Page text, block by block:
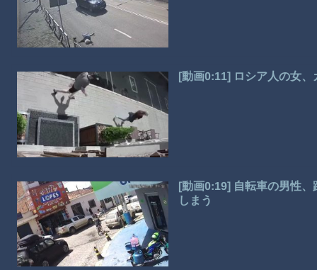
[動画0:11] ロシア人の女
[動画0:19] 自転車の男性
しまう